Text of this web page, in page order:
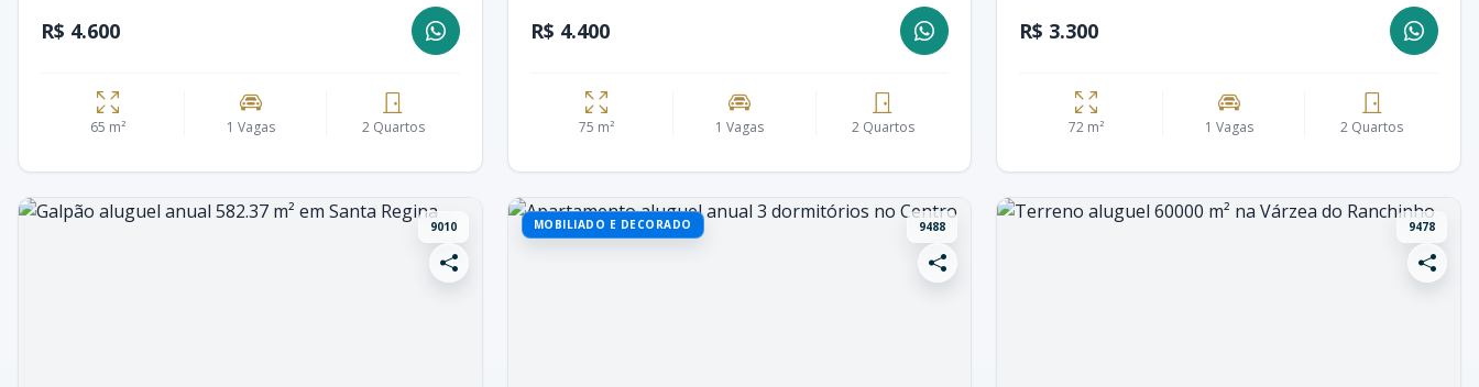
R$ 4.600
65 m² 1 Vagas 2 Quartos
R$ 4.400
75 m² 1 Vagas 2 Quartos
R$ 3.300
72 m² 1 Vagas 2 Quartos
9010 MOBILIADO E DECORADO 9488 9478